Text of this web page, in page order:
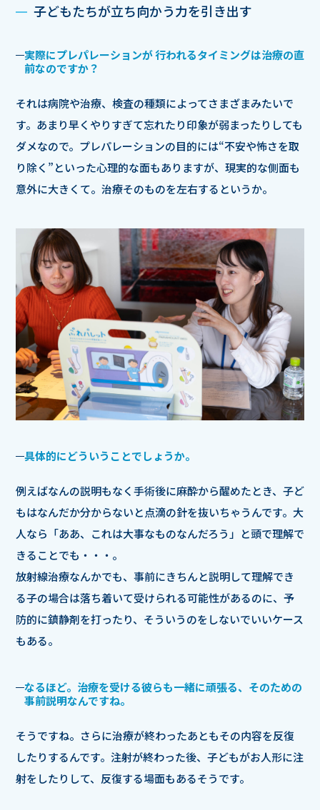
子どもたちが立ち向かう力を引き出す
実際にプレパレーションが 行われるタイミングは治療の直
前なのですか？
それは病院や治療、検査の種類によってさまざまみたいで
す。あまり早くやりすぎて忘れたり印象が弱まったりしても
ダメなので。プレパレーションの目的には“不安や怖さを取
り除く”といった心理的な面もありますが、現実的な側面も
意外に大きくて。治療そのものを左右するというか。
具体的にどういうことでしょうか。
例えばなんの説明もなく手術後に麻酔から醒めたとき、子ど
もはなんだか分からないと点滴の針を抜いちゃうんです。大
人なら「ああ、これは大事なものなんだろう」と頭で理解で
きることでも・・・。
放射線治療なんかでも、事前にきちんと説明して理解でき
る子の場合は落ち着いて受けられる可能性があるのに、予
防的に鎮静剤を打ったり、そういうのをしないでいいケース
もある。
なるほど。治療を受ける彼らも一緒に頑張る、そのための
事前説明なんですね。
そうですね。さらに治療が終わったあともその内容を反復
したりするんです。注射が終わった後、子どもがお人形に注
射をしたりして、反復する場面もあるそうです。